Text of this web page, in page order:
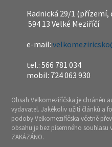
Radnická 29/1 (přízemí,
594 13 Velké Meziříčí
e-mail:
tel.: 566 781 034
mobil: 724 063 930
Obsah Velkomeziříčska je chráněn
vydavatel. Jakékoliv užití článků a
podoby Velkomeziříčska včetně
obsahu je bez písemného souhlasu
ZAKÁZÁNO.